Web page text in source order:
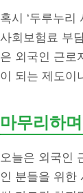
혹시 ‘두루누리
사회보험료 부
은 외국인 근로
이 되는 제도이
마무리하
오늘은 외국인
인 분들을 위한